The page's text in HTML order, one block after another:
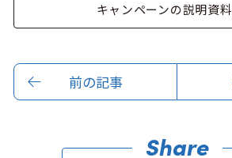
Languages
キャンペーンの説明資料
前の記事